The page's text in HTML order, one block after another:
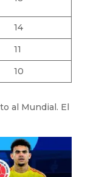
14
11
10
al Mundial. El